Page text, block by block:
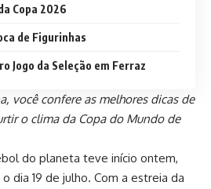
Copa 2026
de Figurinhas
Jogo da Seleção em Ferraz
você confere as melhores dicas de
o clima da Copa do Mundo de
do planeta teve início ontem,
o dia 19 de julho. Com a estreia da